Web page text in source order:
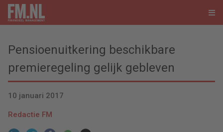
Pensioenuitkering beschikbare
premieregeling gelijk gebleven
10 januari 2017
Redactie FM